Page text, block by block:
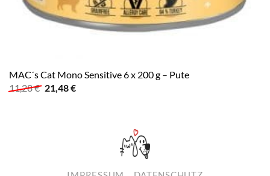
MAC´s Cat Mono Sensitive 6 x 200 g – Pute
11,28€ Ursprünglicher
21,48€Aktueller